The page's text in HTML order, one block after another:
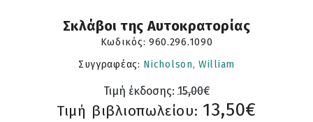
Σκλάβοι της Αυτοκρατορίας
Κωδικός: 960.296.1090
Συγγραφέας: Nicholson, William
Τιμή έκδοσης: 15,00€
Τιμή βιβλιοπωλείου: 13,50€